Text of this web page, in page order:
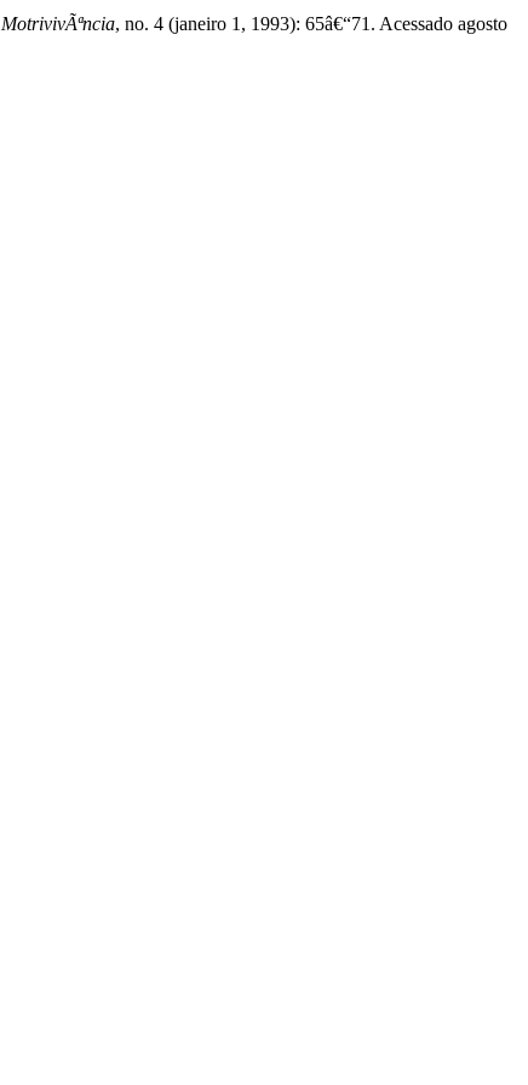
MotrivivÃªncia, no. 4 (janeiro 1, 1993): 65â€“71. Acessado agosto